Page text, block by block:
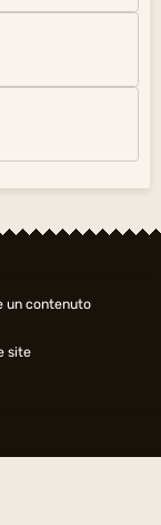
un contenuto
site